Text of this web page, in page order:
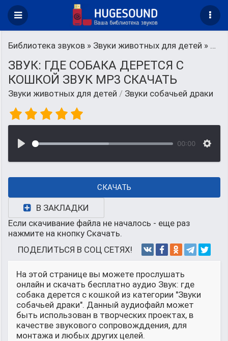
Библиотека звуков » Звуки животных для детей » Звуки собачьей драки
ЗВУК: ГДЕ СОБАКА ДЕРЕТСЯ С
КОШКОЙ ЗВУК MP3 СКАЧАТЬ
Звуки животных для детей / Звуки собачьей драки
00:00
СКАЧАТЬ
В ЗАКЛАДКИ
Если скачивание файла не началось - еще раз
нажмите на кнопку Скачать.
ПОДЕЛИТЬСЯ В СОЦ СЕТЯХ!
На этой странице вы можете прослушать
онлайн и скачать бесплатно аудио Звук: где
собака дерется с кошкой из категории "Звуки
собачьей драки". Данный аудиофайл может
быть использован в творческих проектах, в
качестве звукового сопровожддения, для
монтажа и любых других целей.